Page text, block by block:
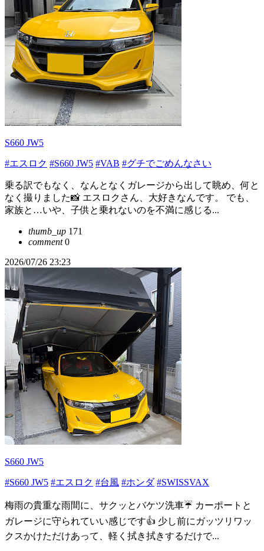
S660 JW5
#エスロク #S660 JW5 #VAB #グチでごめんなさい
乗る訳でもなく、なんとなくガレージから出して眺め、何と
なく撮りました📸 エスロクさん、大好きなんです。 でも、
家族と…いや、子供と乗れないのを不満に感じる...
thumb_up 171
comment0
2026/07/26 23:23
S660 JW5
#S660 JW5 #エスロク #台風 #ホンダ #SWISSVAX
梅雨の貴重な雨間に、サクッとバケツ洗車☔️ カーポートと
ガレージに守られていい感じです👍 少し前にガッツリワッ
クスかけただけあって、軽く拭き拭きするだけで...